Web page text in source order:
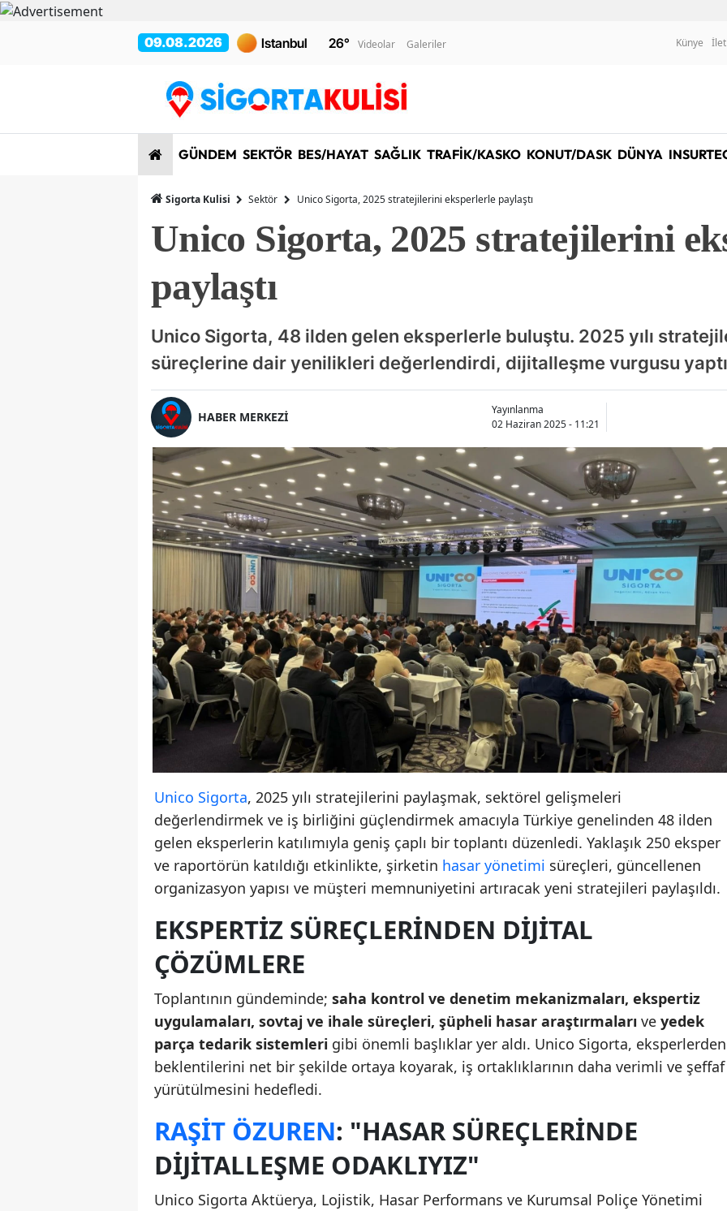
09.08.2026 26° Videolar Galeriler Künye
GÜNDEM SEKTÖR BES/HAYAT SAĞLIK TRAFİK/KASKO KONUT/DASK DÜNYA
Sigorta Kulisi Sektör Unico Sigorta, 2025 stratejilerini eksperlerle paylaştı
Unico Sigorta, 2025 stratejilerini
paylaştı
Unico Sigorta, 48 ilden gelen eksperlerle buluştu. 2025 yılı
süreçlerine dair yenilikleri değerlendirdi, dijitalleşme vurgusu yaptı
HABER MERKEZİ
Yayınlanma
02 Haziran 2025 - 11:21
Unico Sigorta, 2025 yılı stratejilerini paylaşmak, sektörel gelişmeleri
değerlendirmek ve iş birliğini güçlendirmek amacıyla Türkiye genelinden 48 ilden
gelen eksperlerin katılımıyla geniş çaplı bir toplantı düzenledi. Yaklaşık 250 eksper
ve raportörün katıldığı etkinlikte, şirketin hasar yönetimi süreçleri, güncellenen
organizasyon yapısı ve müşteri memnuniyetini artıracak yeni stratejileri paylaşıldı.
EKSPERTIZ SÜREÇLERINDEN DIJITAL
ÇÖZÜMLERE
Toplantının gündeminde; saha kontrol ve denetim mekanizmaları, ekspertiz
uygulamaları, sovtaj ve ihale süreçleri, şüpheli hasar araştırmaları ve yedek
parça tedarik sistemleri gibi önemli başlıklar yer aldı. Unico Sigorta, eksperlerden
beklentilerini net bir şekilde ortaya koyarak, iş ortaklıklarının daha verimli ve şeffaf
yürütülmesini hedefledi.
RAŞIT ÖZUREN: "HASAR SÜREÇLERINDE
DIJITALLEŞME ODAKLIYIZ"
Unico Sigorta Aktüerya, Lojistik, Hasar Performans ve Kurumsal Poliçe Yönetimi